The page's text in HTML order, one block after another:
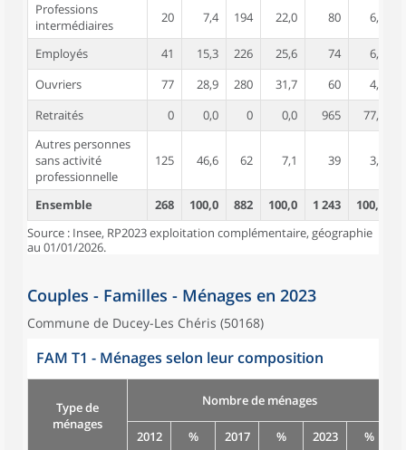
Professions
intermédiaires
20 7,4 194 22,0 80 6,4
Employés 41 15,3 226 25,6 74
6,0
Ouvriers
77 28,9 280 31,7 60
4,8
Retraités
0 0,0 0 0,0 965
77,7
Autres personnes
sans activité
professionnelle
125 46,6 62 7,1 39 3,2
Ensemble 268 100,0 882 100,0 1 243
100,0
Source : Insee, RP2023 exploitation complémentaire, géographie
au 01/01/2026.
Couples - Familles - Ménages en 2023
Commune de Ducey-Les Chéris (50168)
FAM T1 - Ménages selon leur composition
Type de
ménages
Nombre de ménages
2012 % 2017 % 2023 %